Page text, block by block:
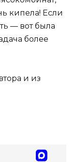
кипела! Если
— вот была
более
и из